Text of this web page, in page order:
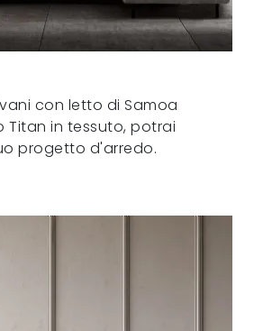
con letto di Samoa
Titan in tessuto, potrai
progetto d'arredo.